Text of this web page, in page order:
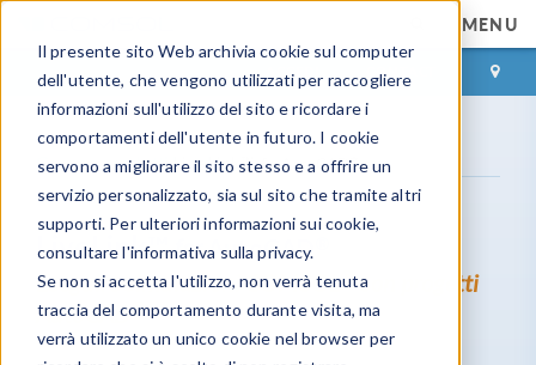
Il presente sito Web archivia cookie sul computer
dell'utente, che vengono utilizzati per raccogliere
informazioni sull'utilizzo del sito e ricordare i
comportamenti dell'utente in futuro. I cookie
servono a migliorare il sito stesso e a offrire un
servizio personalizzato, sia sul sito che tramite altri
supporti. Per ulteriori informazioni sui cookie,
consultare l'informativa sulla privacy.
Se non si accetta l'utilizzo, non verrà tenuta
traccia del comportamento durante visita, ma
verrà utilizzato un unico cookie nel browser per
MENU
ACCEDI CONTACT
Gamma prodottiLiveLink™forAutoCAD®
LiveLink™forAutoCAD
Eseguire simulazioni COMSOL®con progetti
AutoCAD®